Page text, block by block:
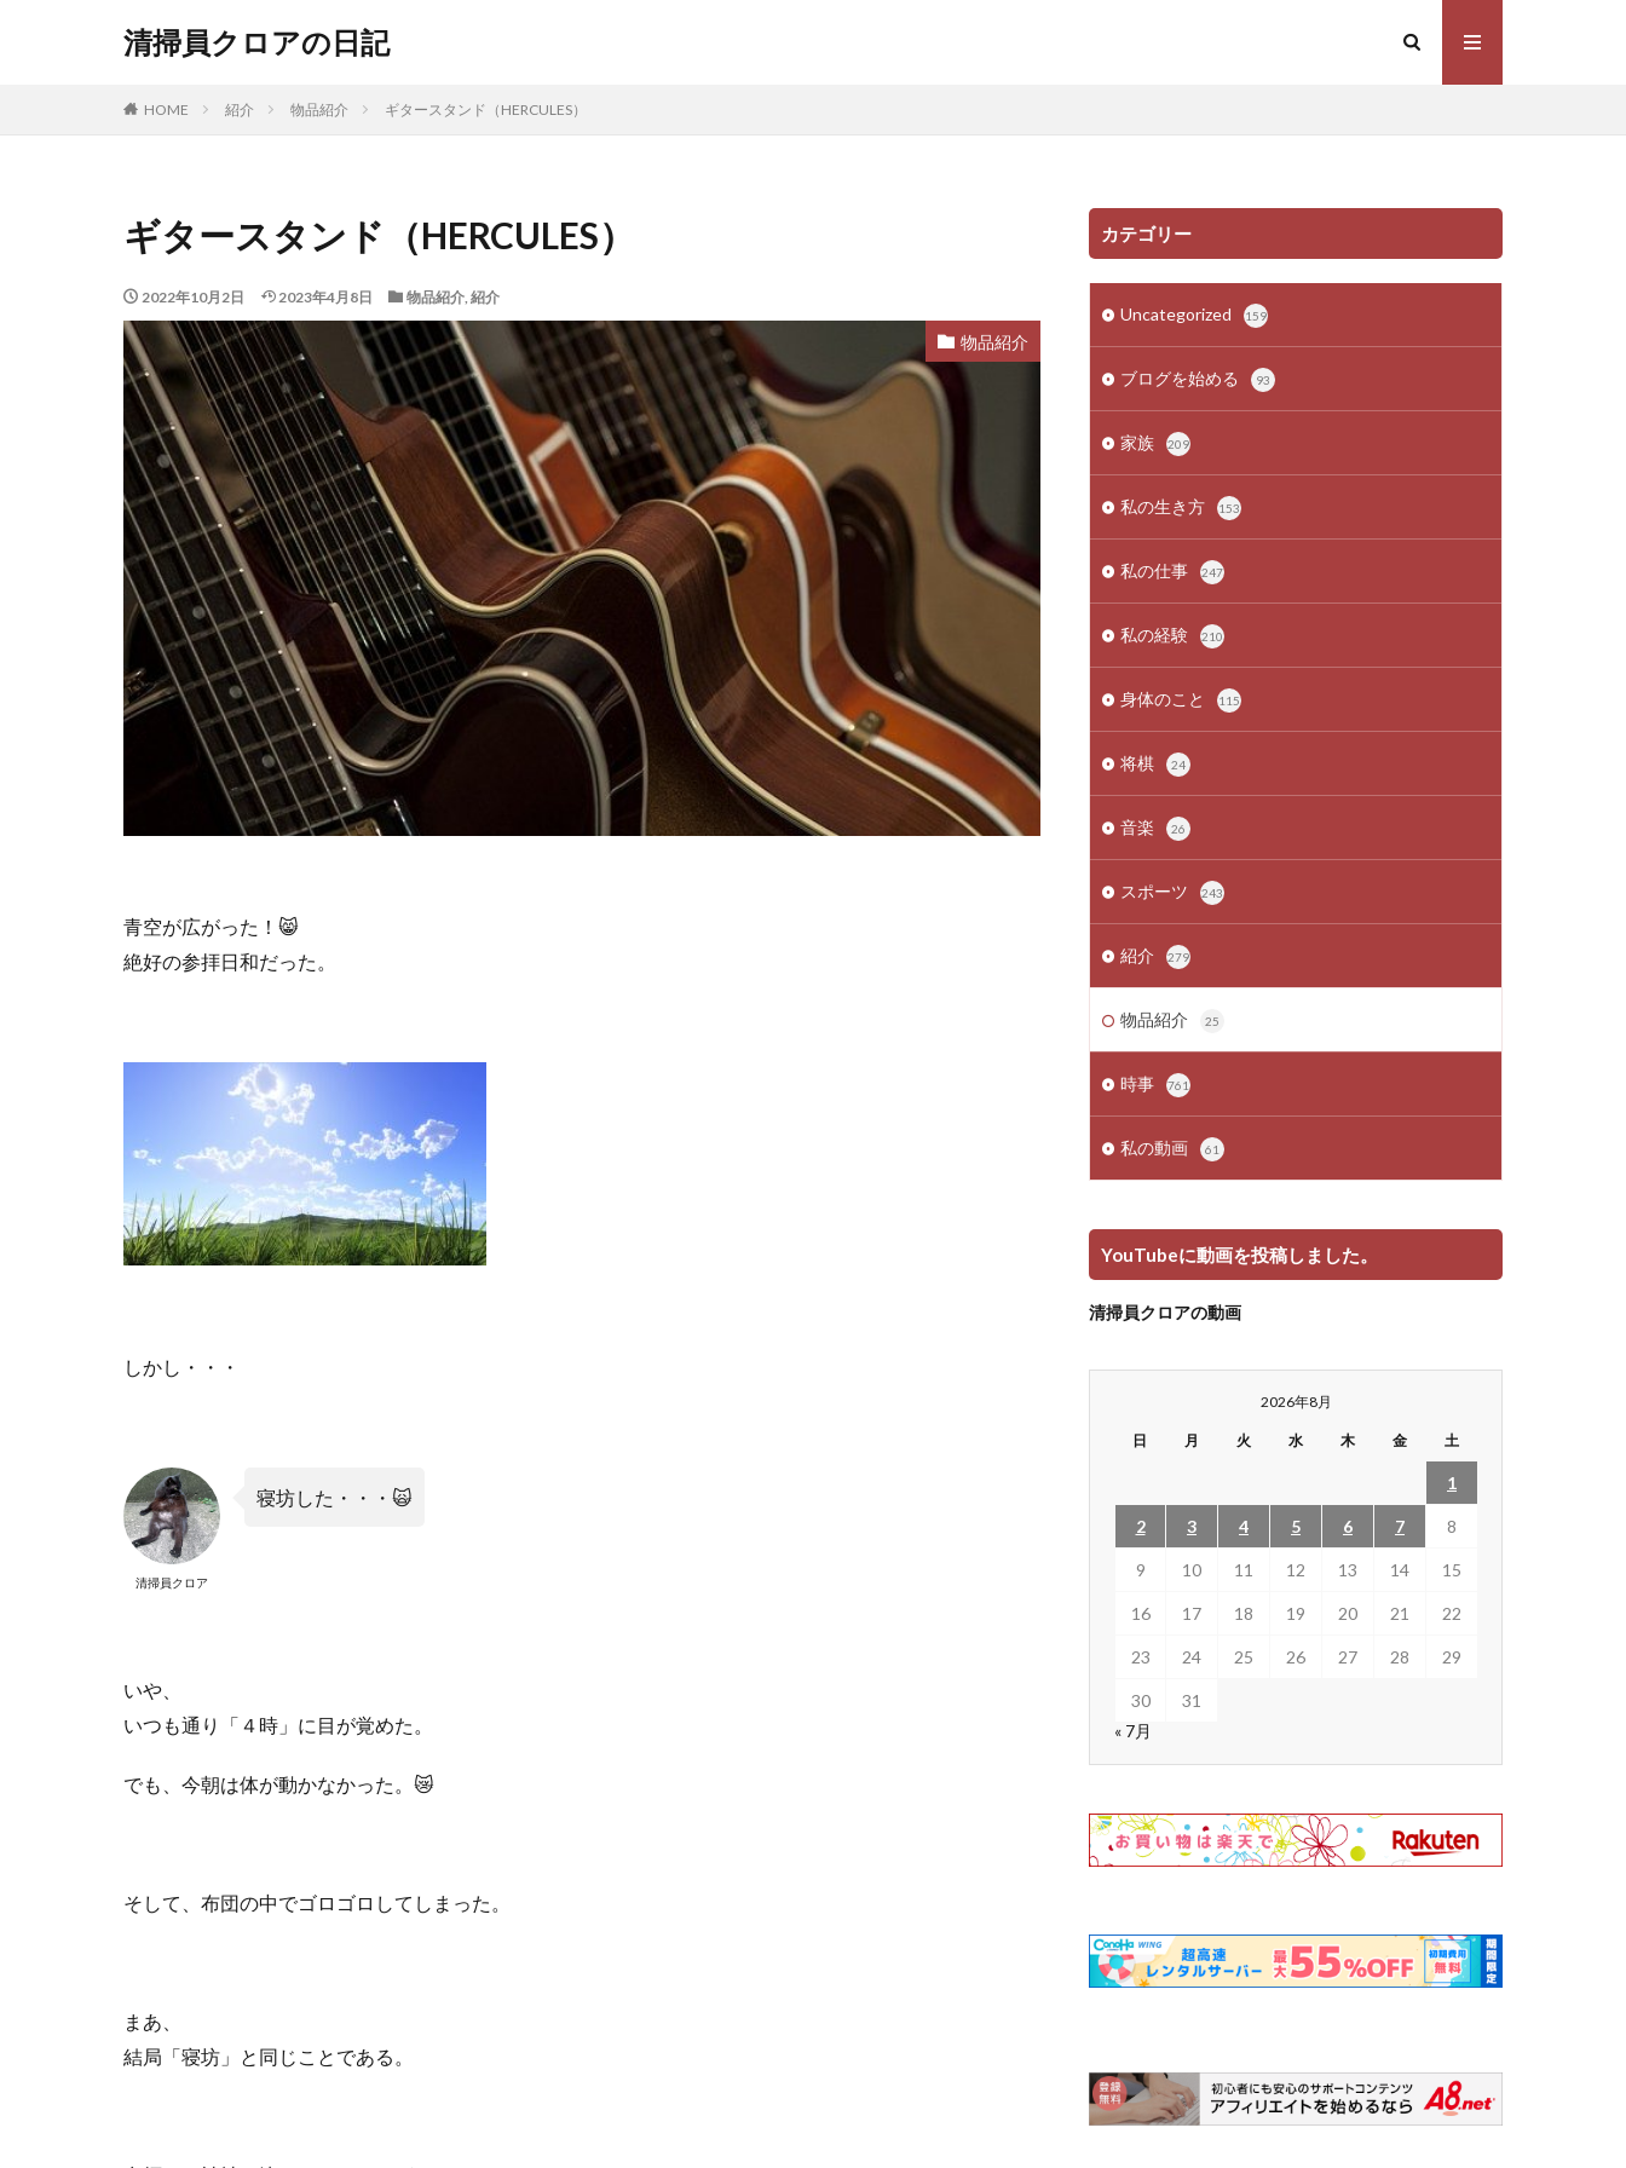
清掃員クロアの日記
HOME 紹介 物品紹介 ギタースタンド（HERCULES）
ギタースタンド（HERCULES）
2022年10月2日 2023年4月8日 物品紹介, 紹介
物品紹介
青空が広がった！ 😸
絶好の参拝日和だった。
しかし・・・
清掃員クロア
寝坊した・・・ 🙀
いや、
いつも通り「４時」に目が覚めた。
でも、今朝は体が動かなかった。 😿
そして、布団の中でゴロゴロしてしまった。
まあ、
結局「寝坊」と同じことである。
カテゴリー
Uncategorized 159
ブログを始める 93
家族 209
私の生き方 153
私の仕事 247
私の経験 210
身体のこと 115
将棋 24
音楽 26
スポーツ 243
紹介 279
物品紹介 25
時事 761
私の動画 61
YouTubeに動画を投稿しました。
清掃員クロアの動画
2026年8月
日 月 火 水 木 金 土
1
2 3 4 5 6 7 8
9 10 11 12 13 14 15
16 17 18 19 20 21 22
23 24 25 26 27 28 29
30
31
« 7月